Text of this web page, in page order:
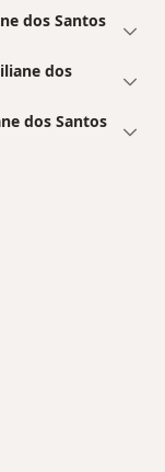
dos Santos
dos
dos Santos